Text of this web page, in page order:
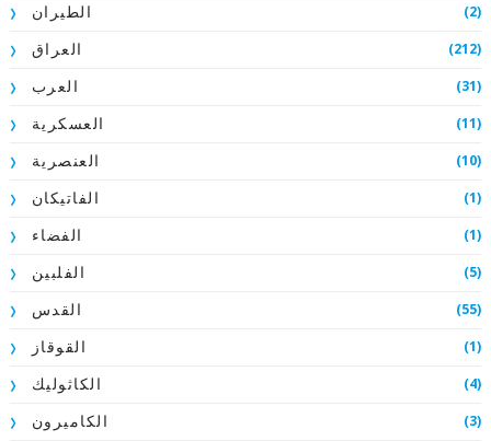
الطيران (2)
العراق (212)
العرب (31)
العسكرية (11)
العنصرية (10)
الفاتيكان (1)
الفضاء (1)
الفلبين (5)
القدس (55)
القوقاز (1)
الكاثوليك (4)
الكاميرون (3)